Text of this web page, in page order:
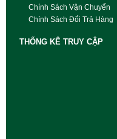
Chính Sách Vận Chuyển
Chính Sách Đổi Trả Hàng
THỐNG KÊ TRUY CẬP